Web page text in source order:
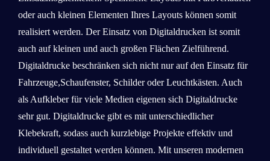
oder auch kleinen Elementen Ihres Layouts können somit
realisiert werden. Der Einsatz von Digitaldrucken ist somit
auch auf kleinen und auch großen Flächen Zielführend.
Digitaldrucke beschränken sich nicht nur auf den Einsatz für
Fahrzeuge,Schaufenster, Schilder oder Leuchtkästen. Auch
als Aufkleber für viele Medien eigenen sich Digitaldrucke
sehr gut. Digitaldrucke gibt es mit unterschiedlicher
Klebekraft, sodass auch kurzlebige Projekte effektiv und
individuell gestaltet werden können. Mit unseren modernen